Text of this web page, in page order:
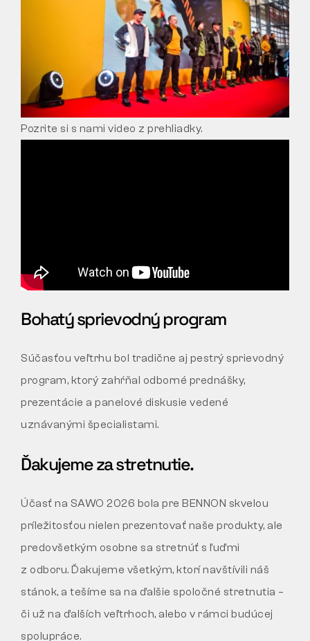
Pozrite si s nami video z prehliadky.
Bohatý sprievodný program
Súčasťou veľtrhu bol tradične aj pestrý sprievodný
program, ktorý zahŕňal odborné prednášky,
prezentácie a panelové diskusie vedené
uznávanými špecialistami.
Ďakujeme za stretnutie.
Účasť na SAWO 2026 bola pre BENNON skvelou
príležitosťou nielen prezentovať naše produkty, ale
predovšetkým osobne sa stretnúť s ľuďmi
z odboru. Ďakujeme všetkým, ktorí navštívili náš
stánok, a tešíme sa na ďalšie spoločné stretnutia –
či už na ďalších veľtrhoch, alebo v rámci budúcej
spolupráce.